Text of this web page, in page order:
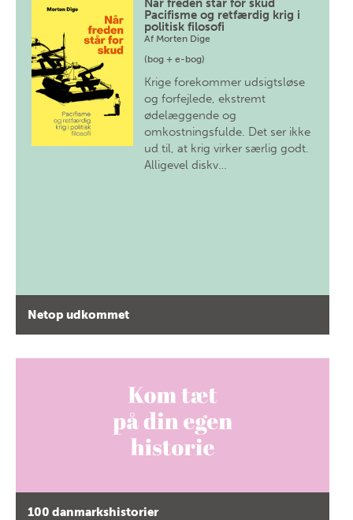
Når freden står for skud
Pacifisme og retfærdig krig i
politisk filosofi
Af Morten Dige
(bog + e-bog)
Krige forekommer udsigtsløse
og forfejlede, ekstremt
ødelæggende og
omkostningsfulde. Det ser ikke
ud til, at krig virker særlig godt.
Alligevel diskv…
Netop udkommet
100 danmarkshistorier